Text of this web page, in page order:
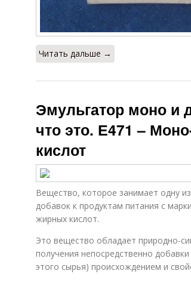
Читать дальше →
Эмульгатор моно и
что это. Е471 –
кислот
Вещество, которое занимает одну
добавок к продуктам питания с
жирных кислот.
Это вещество обладает природно-
получения непосредственно
этого сырья) происхождением и